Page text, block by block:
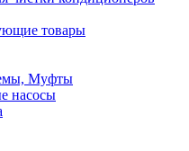
товары
Муфты
насосы